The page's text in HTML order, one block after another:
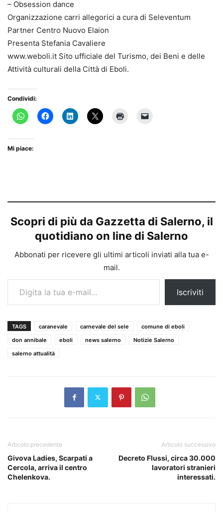
– Obsession dance
Organizzazione carri allegorici a cura di Seleventum
Partner Centro Nuovo Elaion
Presenta Stefania Cavaliere
www.weboli.it Sito ufficiale del Turismo, dei Beni e delle
Attività culturali della Città di Eboli.
Condividi:
Mi piace:
Scopri di più da Gazzetta di Salerno, il
quotidiano on line di Salerno
Abbonati per ricevere gli ultimi articoli inviati alla tua e-
mail.
Digita la tua e-mail...
Iscriviti
TAGS caranevale carnevale del sele
comune di eboli
don annibale
eboli news salerno
Notizie Salerno
salerno attualità
Articolo precedente
Givova Ladies, Scarpati a
Cercola, arriva il centro
Chelenkova.
Articolo successivo
Decreto Flussi, circa 30.000
lavoratori stranieri
interessati.